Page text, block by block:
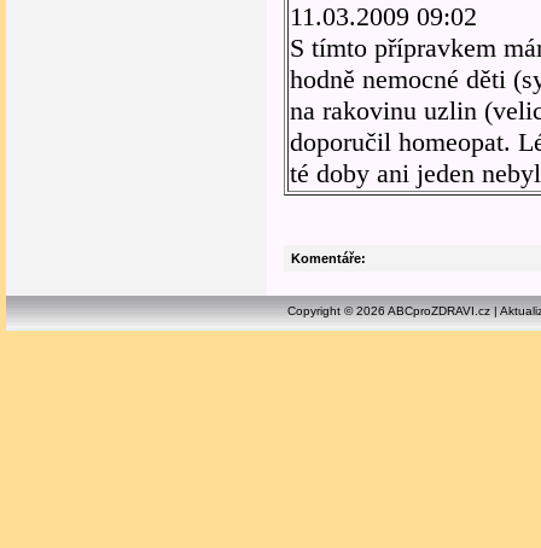
11.03.2009 09:02
S tímto přípravkem
hodně nemocné děti
na rakovinu uzlin
doporučil homeopat.
té doby ani jeden
Komentáře:
Copyright © 2026 ABCproZDRAVI.cz |